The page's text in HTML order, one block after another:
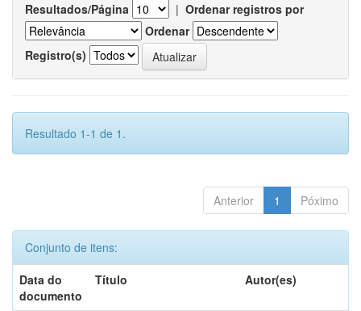
Resultados/Página | Ordenar registros por
Ordenar
Registro(s)
Resultado 1-1 de 1.
Anterior 1 Póximo
Conjunto de itens:
Data do
documento
Título Autor(es)